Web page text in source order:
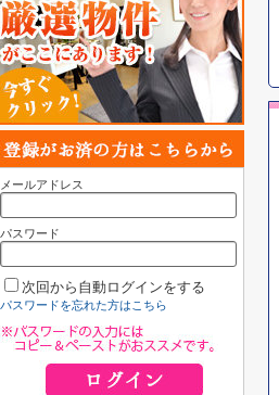
メールアドレス
パスワード
次回から自動ログインをする
パスワードを忘れた方はこちら